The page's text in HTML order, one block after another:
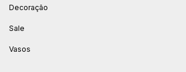
Decoração
Sale
Vasos